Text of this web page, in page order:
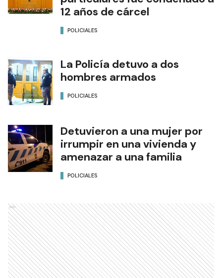
12 años de cárcel
POLICIALES
La Policía detuvo a dos
hombres armados
POLICIALES
Detuvieron a una mujer por
irrumpir en una vivienda y
amenazar a una familia
POLICIALES
Ads